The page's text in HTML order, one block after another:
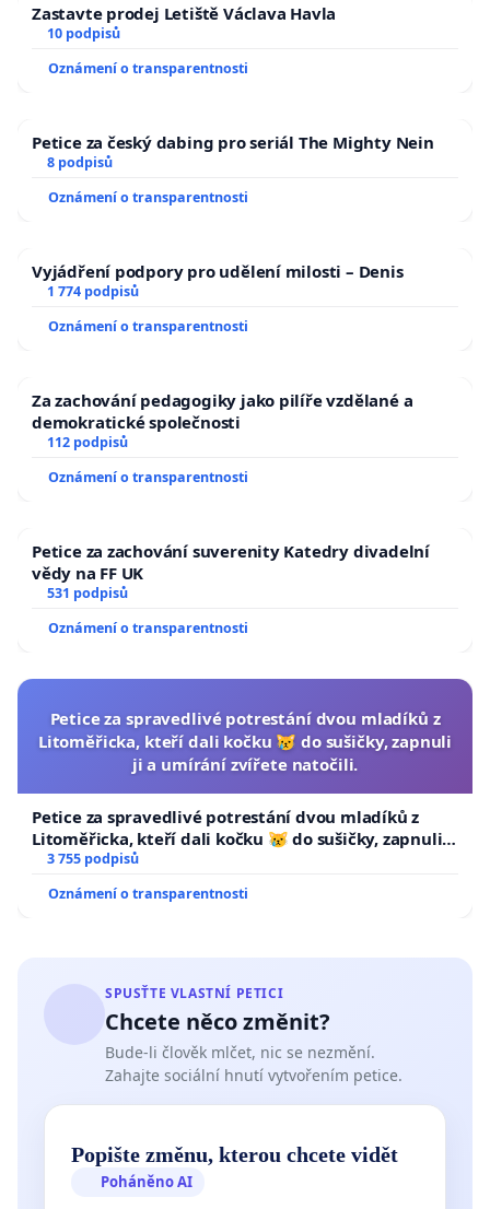
Zastavte prodej Letiště Václava Havla
10 podpisů
Oznámení o transparentnosti
Petice za český dabing pro seriál The Mighty Nein
8 podpisů
Oznámení o transparentnosti
Vyjádření podpory pro udělení milosti – Denis
1 774 podpisů
Oznámení o transparentnosti
Za zachování pedagogiky jako pilíře vzdělané a
demokratické společnosti
112 podpisů
Oznámení o transparentnosti
Petice za zachování suverenity Katedry divadelní
vědy na FF UK
531 podpisů
Oznámení o transparentnosti
Petice za spravedlivé potrestání dvou mladíků z
Litoměřicka, kteří dali kočku 😿 do sušičky, zapnuli
ji a umírání zvířete natočili.
Petice za spravedlivé potrestání dvou mladíků z
Litoměřicka, kteří dali kočku 😿 do sušičky, zapnuli ji
a umírání zvířete natočili.
3 755 podpisů
Oznámení o transparentnosti
SPUSŤTE VLASTNÍ PETICI
Chcete něco změnit?
Bude-li člověk mlčet, nic se nezmění.
Zahajte sociální hnutí vytvořením petice.
Popište změnu, kterou chcete vidět
Poháněno AI